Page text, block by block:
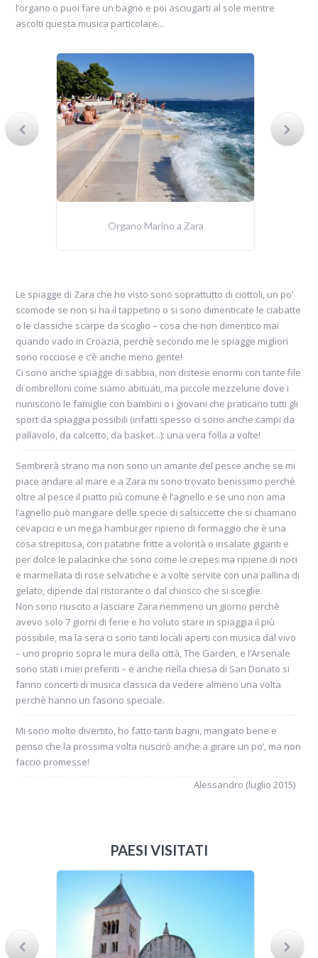
l’organo o puoi fare un bagno e poi asciugarti al sole mentre
ascolti questa musica particolare...
Organo Marino a Zara
Le spiagge di Zara che ho visto sono soprattutto di ciottoli, un po’
scomode se non si ha il tappetino o si sono dimenticate le ciabatte
o le classiche scarpe da scoglio – cosa che non dimentico mai
quando vado in Croazia, perchè secondo me le spiagge migliori
sono rocciose e c’è anche meno gente!
Ci sono anche spiagge di sabbia, non distese enormi con tante file
di ombrelloni come siamo abituati, ma piccole mezzelune dove i
riuniscono le famiglie con bambini o i giovani che praticano tutti gli
sport da spiaggia possibili (infatti spesso ci sono anche campi da
pallavolo, da calcetto, da basket...): una vera folla a volte!
Sembrerà strano ma non sono un amante del pesce anche se mi
piace andare al mare e a Zara mi sono trovato benissimo perchè
oltre al pesce il piatto più comune è l’agnello e se uno non ama
l’agnello può mangiare delle specie di salsiccette che si chiamano
cevapcici e un mega hamburger ripieno di formaggio che è una
cosa strepitosa, con patatine fritte a volontà o insalate giganti e
per dolce le palacinke che sono come le crepes ma ripiene di noci
e marmellata di rose selvatiche e a volte servite con una pallina di
gelato, dipende dal ristorante o dal chiosco che si sceglie.
Non sono riuscito a lasciare Zara nemmeno un giorno perchè
avevo solo 7 giorni di ferie e ho voluto stare in spiaggia il più
possibile, ma la sera ci sono tanti locali aperti con musica dal vivo
– uno proprio sopra le mura della città, The Garden, e l’Arsenale
sono stati i miei preferiti – e anche nella chiesa di San Donato si
fanno concerti di musica classica da vedere almeno una volta
perchè hanno un fascino speciale.
Mi sono molto divertito, ho fatto tanti bagni, mangiato bene e
penso che la prossima volta riuscirò anche a girare un po’, ma non
faccio promesse!
Alessandro (luglio 2015)
PAESI VISITATI